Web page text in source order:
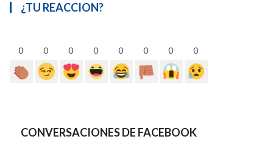
¿TU REACCION?
0 0 0 0 0 0 0 0
CONVERSACIONES DE FACEBOOK